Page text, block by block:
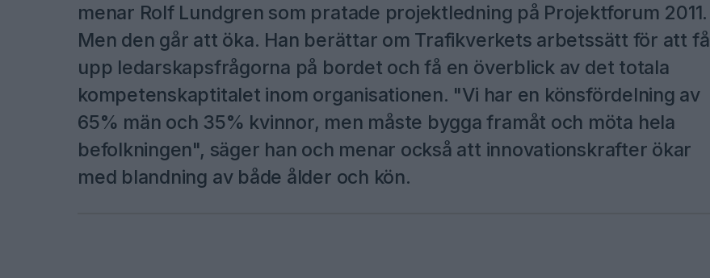
menar Rolf Lundgren som pratade projektledning på Projektforum 2011.
Men den går att öka. Han berättar om Trafikverkets arbetssätt för att få
upp ledarskapsfrågorna på bordet och få en överblick av det totala
kompetenskaptitalet inom organisationen. "Vi har en könsfördelning av
65% män och 35% kvinnor, men måste bygga framåt och möta hela
befolkningen", säger han och menar också att innovationskrafter ökar
med blandning av både ålder och kön.